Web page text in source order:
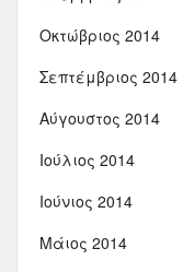
Οκτώβριος 2014
Σεπτέμβριος 2014
Αύγουστος 2014
Ιούλιος 2014
Ιούνιος 2014
Μάιος 2014